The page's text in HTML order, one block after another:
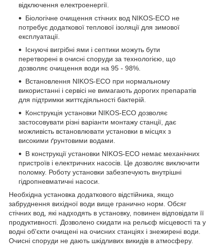
відключення електроенергії.
Біологічне очищення стічних вод NIKOS-ECO не
потребує додаткової теплової ізоляції для зимової
експлуатації.
Існуючі вигрібні ями і септики можуть бути
перетворені в очисні споруди за технологією, що
дозволяє очищення води на 95 - 98%.
Встановлення NIKOS-ECO при нормальному
використанні і сервісі не вимагають дорогих препаратів
для підтримки життєдіяльності бактерій.
Конструкція установки NIKOS-ECO дозволяє
застосовувати різні варіанти монтажу станції, дає
можливість встановлювати установки в місцях з
високими ґрунтовими водами.
В конструкції установки NIKOS-ECO немає механічних
пристроїв і електричних насосів. Це дозволяє виключити
поломку. Роботу установки забезпечують внутрішні
гідропневматичні насоси.
Необхідна установка додаткового відстійника, якщо
забруднення вихідної води вище гранично норм. Обсяг
стічних вод, які надходять в установку, повинен відповідати її
продуктивності. Дозволено скидати на рельєф місцевості та у
водні об'єкти очищені на очисних станціях і знежирені води.
Очисні споруди не дають шкідливих викидів в атмосферу.